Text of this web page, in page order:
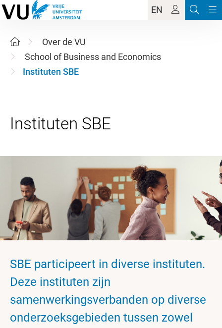
EN
Over de VU
School of Business and Economics
Instituten SBE
SBE participeert in diverse instituten.
Deze instituten zijn
samenwerkingsverbanden op diverse
onderzoeksgebieden tussen zowel